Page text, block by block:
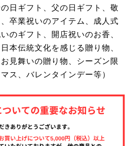
日ギフト、父の日ギフト、敬
卒業祝いのアイテム、成人式
のギフト、開店祝いのお香、
本伝統文化を感じる贈り物、
見舞いの贈り物、シーズン限
ス、バレンタインデー等）